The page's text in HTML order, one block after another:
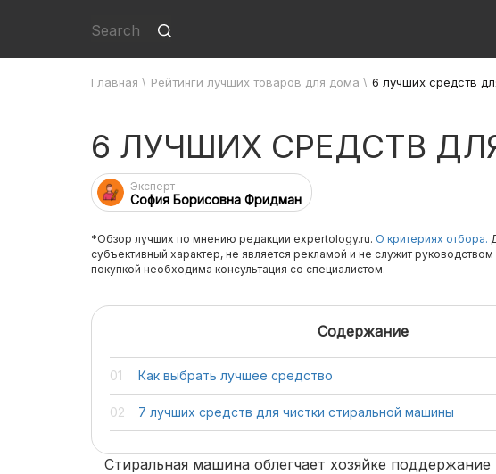
Главная \ Рейтинги лучших товаров для дома \ 6 лучших средств
6 ЛУЧШИХ СРЕДСТВ
Эксперт
София Борисовна Фридман
*Обзор лучших по мнению редакции expertology.ru. О критериях отбора.
субъективный характер, не является рекламой и не служит
покупкой необходима консультация со специалистом.
Содержание
Как выбрать лучшее средство
7 лучших средств для чистки стиральной машины
Стиральная машина облегчает хозяйке